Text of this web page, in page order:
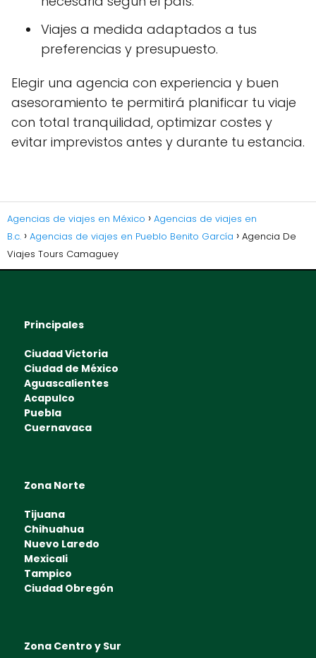
Viajes a medida adaptados a tus
preferencias y presupuesto.
Elegir una agencia con experiencia y buen
asesoramiento te permitirá planificar tu viaje
con total tranquilidad, optimizar costes y
evitar imprevistos antes y durante tu estancia.
Agencias de viajes en México
Agencias de viajes en
B.c.
Agencias de viajes en Pueblo Benito García
Agencia De
Viajes Tours Camaguey
Principales
Ciudad Victoria
Ciudad de México
Aguascalientes
Acapulco
Puebla
Cuernavaca
Zona Norte
Tijuana
Chihuahua
Nuevo Laredo
Mexicali
Tampico
Ciudad Obregón
Zona Centro y Sur